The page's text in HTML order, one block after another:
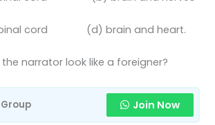
cord (d) brain and heart.
narrator look like a foreigner?
Join Now